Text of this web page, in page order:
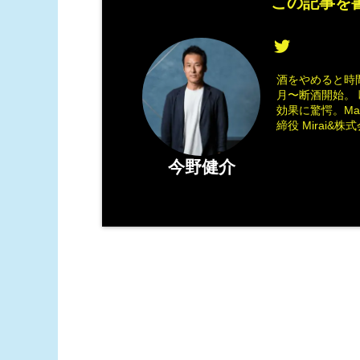
今野健介
酒をやめると時
月〜断酒開始
効果に驚愕。
締役 Mirai&株